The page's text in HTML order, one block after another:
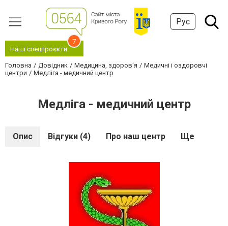
Рус
Наші спецпроєкти
7
Головна Довідник Медицина, здоров'я
Медичні і оздоровчі
центри
Медліга - медичний центр
Медліга - медичний центр
Опис Відгуки (4) Про наш центр Ще